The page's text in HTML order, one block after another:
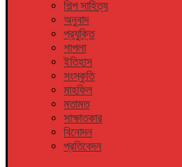
শিল্প সাহিত্য
অনুবাদ
প্রযুক্তি
শাপলা
ইতিহাস
সংস্কৃতি
মাহফিল
মতামত
সাক্ষাতকার
বিনোদন
প্রতিবেদন